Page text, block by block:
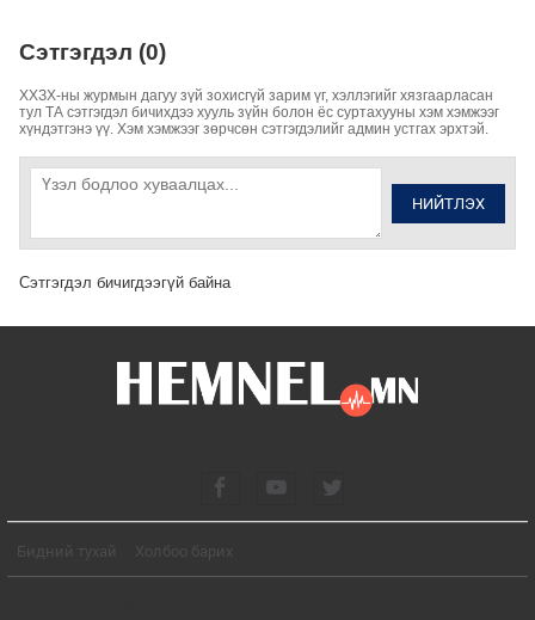
Сэтгэгдэл (0)
ХХЗХ-ны журмын дагуу зүй зохисгүй зарим үг, хэллэгийг хязгаарласан
тул ТА сэтгэгдэл бичихдээ хууль зүйн болон ёс суртахууны хэм хэмжээг
хүндэтгэнэ үү. Хэм хэмжээг зөрчсөн сэтгэгдэлийг админ устгах эрхтэй.
НИЙТЛЭХ
Сэтгэгдэл бичигдээгүй байна
Бидний тухай Холбоо барих